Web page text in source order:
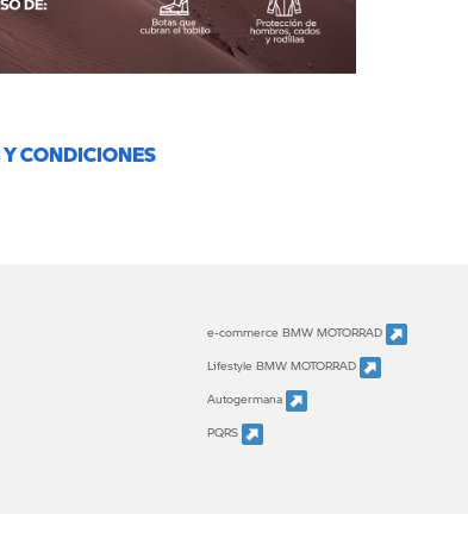
CONDICIONES
e-commerce BMW MOTORRAD
Lifestyle BMW MOTORRAD
Autogermana
PQRS